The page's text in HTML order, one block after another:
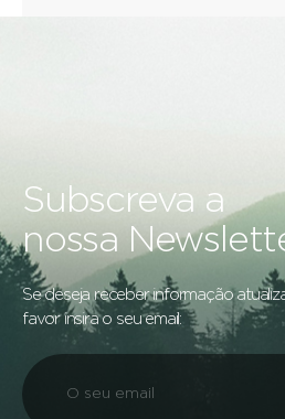
Subscreva a
nossa
Se deseja receber informação
favor insira o seu email: